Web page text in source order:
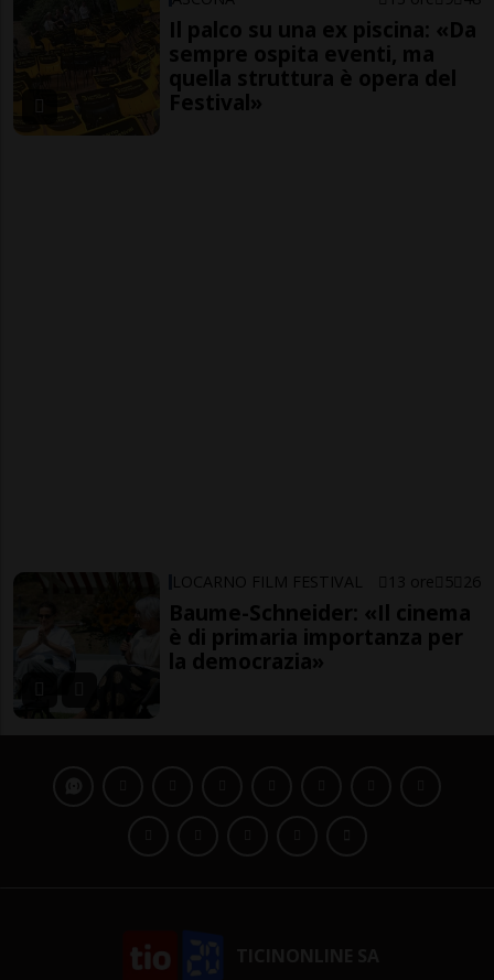
Il palco su una ex piscina: «Da
sempre ospita eventi, ma
quella struttura è opera del
Festival»
LOCARNO FILM FESTIVAL 13 ore 5 26
Baume-Schneider: «Il cinema
è di primaria importanza per
la democrazia»